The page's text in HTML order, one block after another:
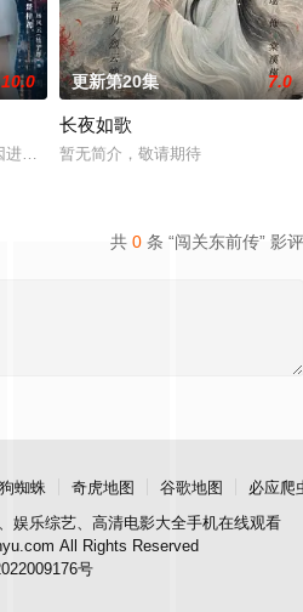
土设计理
婚不结了。鹿鸣村开了锅，村民大骂麦香
10.0
贡的“十二生肖”离奇流血炸裂，惨遭满
更新第20集 7.0
长夜如歌
暂无简介，敬请期待
共 0 条 “闯关东前传” 影评
蜘蛛 奇虎地图 谷歌地图
必应爬
娱乐综艺、高清电影大全手机在线观看
All Rights Reserved
号